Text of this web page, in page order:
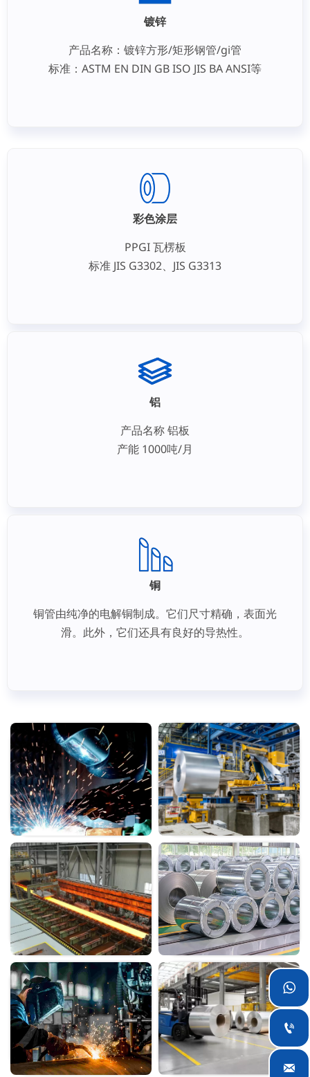
镀锌
产品名称：镀锌方形/矩形钢管/gi管
标准：ASTM EN DIN GB ISO JIS BA ANSI等
彩色涂层
PPGI 瓦楞板
标准 JIS G3302、JIS G3313
铝
产品名称 铝板
产能 1000吨/月
铜
铜管由纯净的电解铜制成。它们尺寸精确，表面光
滑。此外，它们还具有良好的导热性。


